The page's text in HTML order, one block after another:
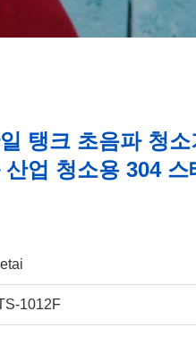
탱크 초음파 청
업 청소용 304 스
1012F